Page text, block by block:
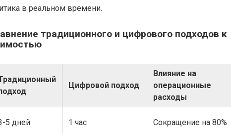
в реальном времени.
традиционного и цифрового подходов к
Цифровой подход
Влияние на
операционные
расходы
5 дней 1 час Сокращение на 80%